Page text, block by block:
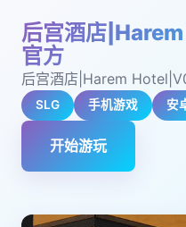
后宫酒店
官方
后宫酒店|Harem
SLG 手机游戏 安
开始游玩